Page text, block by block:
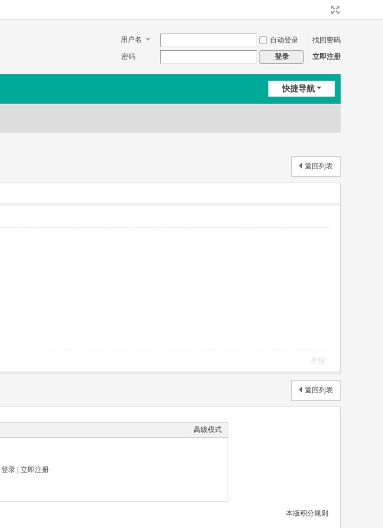
用户名 自动登录
找回密码
密码
登录 立即注册
快捷导航
返回列表
举报
返回列表
高级模式
登录| 立即注册
本版积分规则